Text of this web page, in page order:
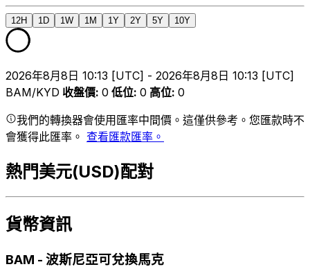
12H 1D 1W 1M 1Y 2Y 5Y 10Y
2026年8月8日 10:13 [UTC] - 2026年8月8日 10:13 [UTC]
BAM/KYD 收盤價: 0 低位: 0 高位: 0
我們的轉換器會使用匯率中間價。這僅供參考。您匯款時不
會獲得此匯率。 查看匯款匯率。
熱門美元(USD)配對
貨幣資訊
BAM - 波斯尼亞可兌換馬克